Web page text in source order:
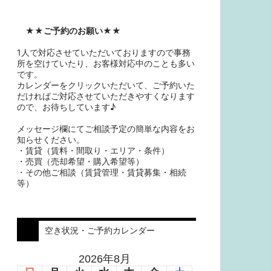
★★ご予約のお願い★★
1人で対応させていただいておりますので事務
所を空けていたり、お客様対応中のことも多い
です。
カレンダーをクリックいただいて、ご予約いた
だければご対応させていただきやすくなります
ので、お待ちしています♪
メッセージ欄にてご相談予定の簡単な内容をお
知らせください。
・賃貸（賃料・間取り・エリア・条件）
・売買（売却希望・購入希望等）
・その他ご相談（賃貸管理・賃貸募集・相続
等）
空き状況・ご予約カレンダー
2026年8月